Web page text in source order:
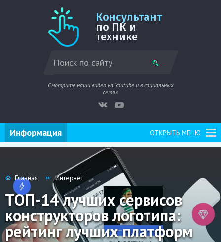
Консультант
по ПК и
технике
Смотрите наши видео на Youtube и в социальных
сетях
ОТКРЫТЬ МЕНЮ
Информация
Главная Интернет
ТОП-14 лучших сервисов
конструкторов логотипа:
рейтинг лучших платформ